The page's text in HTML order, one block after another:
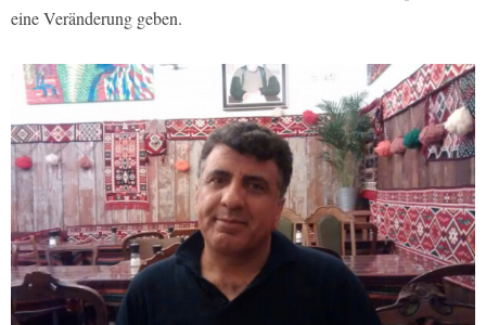
eine Veränderung geben.